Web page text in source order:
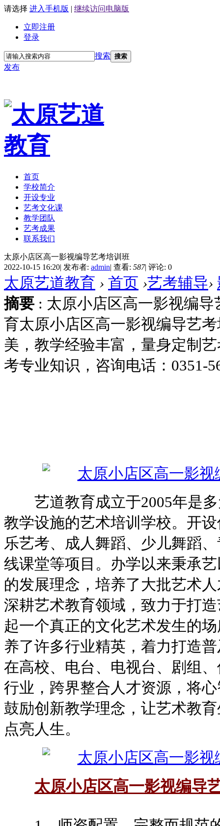
请选择 进入手机版 | 继续访问电脑版
立即注册
登录
搜索 搜索
发布
首页
学校简介
开设专业
艺考文化课
教学团队
艺考成果
联系我们
太原小店区高一影视编导艺考培训班
2022-10-15 16:20| 发布者: admin| 查看: 587| 评论: 0
太原艺道教育 › 首页 ›艺考辅导›
摘要 : 太原小店区高一影视编
育太原小店区高一影视编导艺
美，教学经验丰富，量身定制
考专业知识，咨询电话：0351-
艺道教育成立于2005年是多
教学设施的艺术培训学校。开
乐艺考、成人舞蹈、少儿舞蹈
线课堂等项目。办学以来秉承
的发展理念，培养了大批艺术
深耕艺术教育领域，致力于打
起一个真正的文化艺术发生的
养了许多行业精英，着力打造
在高校、电台、电视台、剧组
行业，跨界整合人才资源，将
鼓励创新教学理念，让艺术教
点亮人生。
太原小店区高一影视编导